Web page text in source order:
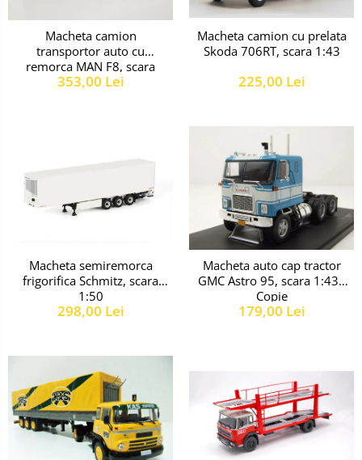
Macheta camion
transportor auto cu
remorca MAN F8, scara
1:43
353,00 Lei
Macheta camion cu prelata
Skoda 706RT, scara 1:43
225,00 Lei
Macheta semiremorca
frigorifica Schmitz, scara
1:50
298,00 Lei
Macheta auto cap tractor
GMC Astro 95, scara 1:43 -
Copie
179,00 Lei